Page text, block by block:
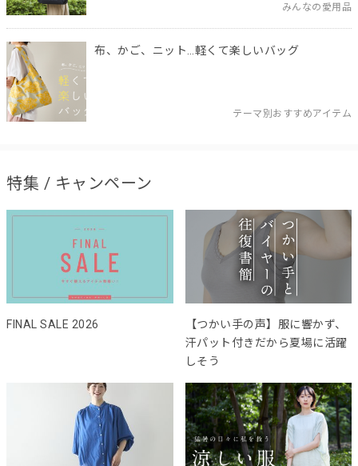
みんなの愛用品
布、かご、ニット…軽くて楽しいバッグ
テーマ別おすすめアイテム
特集 / キャンペーン
FINAL SALE 2026
【つかい手の声】服に響かず、
汗パット付きだから夏場に活躍
しそう